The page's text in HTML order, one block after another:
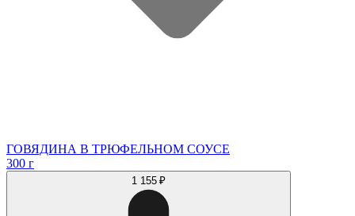
ГОВЯДИНА В ТРЮФЕЛЬНОМ СОУСЕ
300 г
1 155 ₽